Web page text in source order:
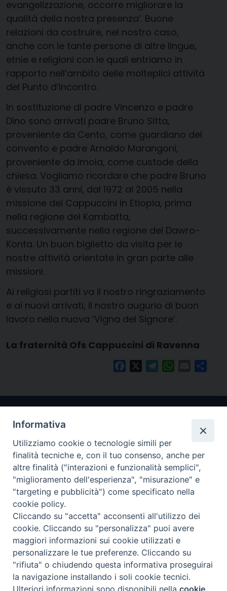
evangelizzazione, occorre migliorare la
qualità della nostra presenza’. Buone
relazioni da costruire, nel nostro caso,
anche con le tante persone di altre lingue,
etnie e religioni con le quali entriamo in
rapporto nell’ambito delle molteplici attività
del Punto d’Incontro.
In sostituzione di padre Vincenzo e padre
Dino sono arrivati padre Bruno Sitta,
proveniente da Cento, come guardiano del
convento e padre Arnaldo Marangoni,
proveniente da Imola, come custode della
chiesa. Vogliamo ricordare che padre Bruno
è vissuto 33 anni, dal 1972 al 2005 nella
missione dei Cappuccini in Etiopia, prima
nella regione del Kambatta,
successivamente nella regione del Dawro-
Konta. Un buon biglietto da visita per le
nostre attività orientate in gran parte alle
missioni.
Ai religiosi partiti va il nostro ringraziamento
e ai nuovi arrivati, il nostro augurio di buon
lavoro nella nuova ‘Vigna del Signore’.
La fraternità Ofs Cappuccini di Ravenna
FacebookTelegramWhatsApp
Email
Arcidiocesi di Ravenna-Cervia
CONTATTI
Piazza Arcivescovado, 1 48121- Ravenna
tel 0544.541655
curia@diocesiravennacervia.it
Per segnalazioni tecniche e aggiornamenti:
Preferenze Cookie
Informativa
Utilizziamo cookie o tecnologie simili per
finalità tecniche e, con il tuo consenso, anche per
altre finalità ("interazioni e funzionalità semplici",
"miglioramento dell'esperienza", "misurazione" e
"targeting e pubblicità") come specificato nella
cookie policy.
Cliccando su "accetta" acconsenti all'utilizzo dei
cookie. Cliccando su "personalizza" puoi avere
maggiori informazioni sui cookie utilizzati e
personalizzare le tue preferenze. Cliccando su
"rifiuta" o chiudendo questa informativa proseguirai
la navigazione installando i soli cookie tecnici.